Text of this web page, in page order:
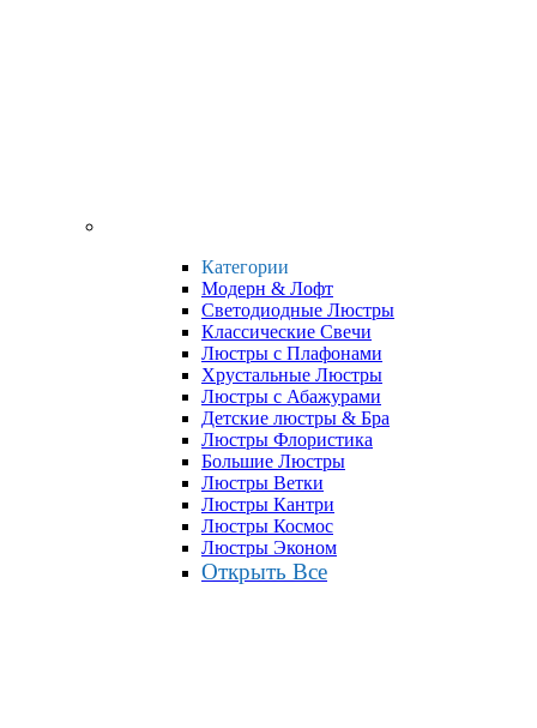
Категории
Модерн & Лофт
Светодиодные Люстры
Классические Свечи
Люстры с Плафонами
Хрустальные Люстры
Люстры с Абажурами
Детские люстры & Бра
Люстры Флористика
Большие Люстры
Люстры Ветки
Люстры Кантри
Люстры Космос
Люстры Эконом
Открыть Все